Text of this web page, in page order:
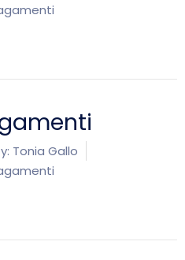
Tonia Gallo